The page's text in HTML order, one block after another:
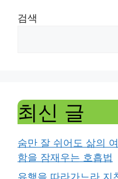
검색
최신 글
숨만 잘 쉬어도 삶의
함을 잠재우는 호흡법
유행을 따라가느라 지